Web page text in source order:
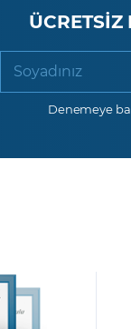
Soyadınız
Denemeye